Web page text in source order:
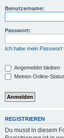
Benutzername:
Passwort:
Ich habe mein
Angemeldet bleiben
Meinen Online-
REGISTRIEREN
Du musst in diesem